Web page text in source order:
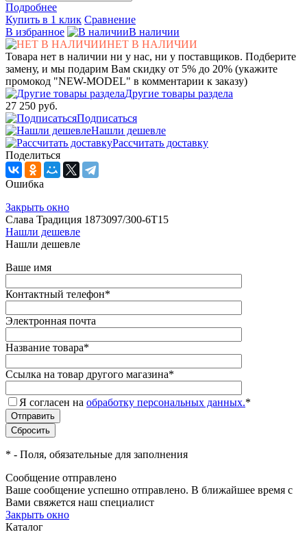
Подробнее
Купить в 1 клик Сравнение
В избранное
В наличии
НЕТ В НАЛИЧИИ
Товара нет в наличии ни у нас, ни у поставщиков. Подберите
замену, и мы подарим Вам скидку от 5% до 20% (укажите
промокод "NEW-MODEL" в комментарии к заказу)
Другие товары раздела
27 250 руб.
Подписаться
Нашли дешевле
Рассчитать доставку
Поделиться
Ошибка
Закрыть окно
Слава Традиция 1873097/300-6Т15
Нашли дешевле
Нашли дешевле
Ваше имя
Контактный телефон*
Электронная почта
Название товара*
Ссылка на товар другого магазина*
Я согласен на обработку персональных данных.*
* - Поля, обязательные для заполнения
Сообщение отправлено
Ваше сообщение успешно отправлено. В ближайшее время с
Вами свяжется наш специалист
Закрыть окно
Каталог